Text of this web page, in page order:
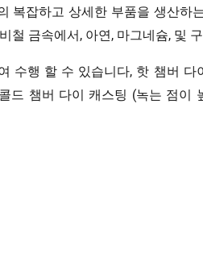
복잡하고 상세한 부품을 생산하
철 금속에서, 아연, 마그네슘, 및
수행 할 수 있습니다, 핫 챔버 다
드 챔버 다이 캐스팅 (녹는 점이